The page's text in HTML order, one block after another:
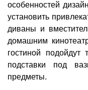
особенностей
установить
диваны и
домашним
гостиной
подставки под
предметы.